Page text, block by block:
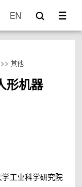
EN
其他
形机器
工业科学研究院